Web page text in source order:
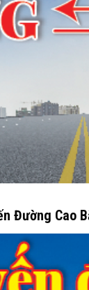
Đường Cao